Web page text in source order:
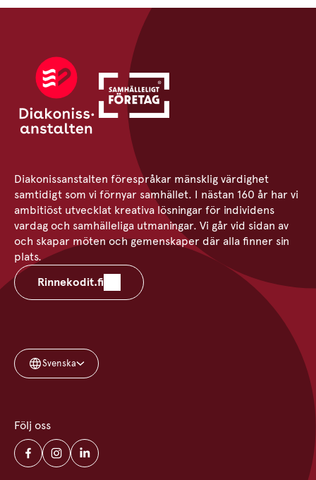
Diakonissanstalten förespråkar mänsklig värdighet
samtidigt som vi förnyar samhället. I nästan 160 år har vi
ambitiöst utvecklat kreativa lösningar för individens
vardag och samhälleliga utmaningar. Vi går vid sidan av
och skapar möten och gemenskaper där alla finner sin
plats.
Rinnekodit.fi
Svenska
Följ oss